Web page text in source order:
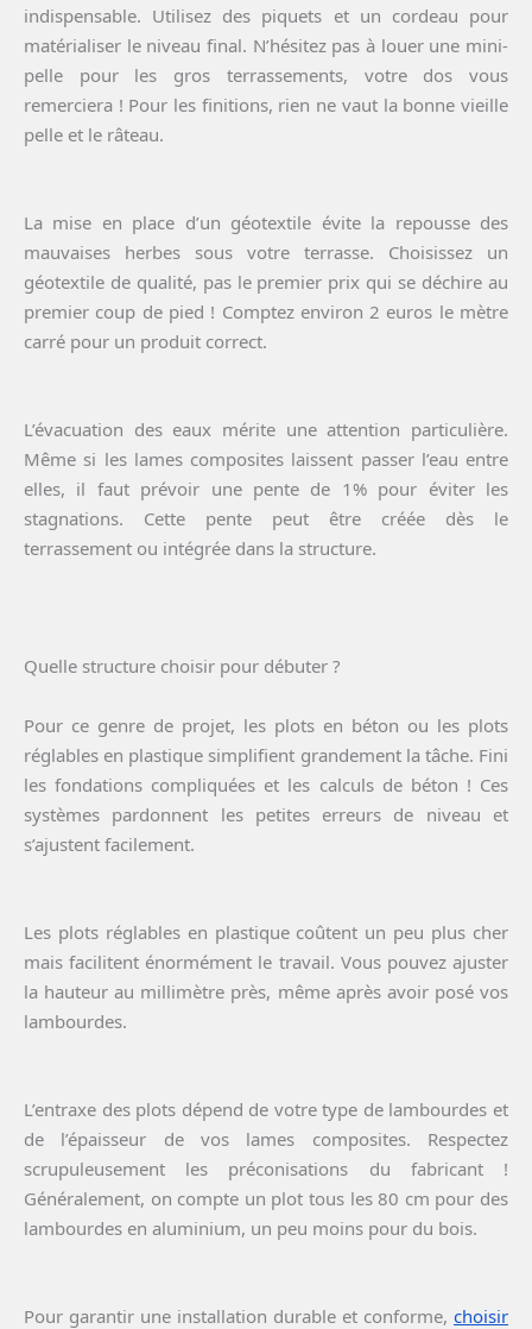
indispensable. Utilisez des piquets et un cordeau pour
matérialiser le niveau final. N’hésitez pas à louer une mini-
pelle pour les gros terrassements, votre dos vous
remerciera ! Pour les finitions, rien ne vaut la bonne vieille
pelle et le râteau.
La mise en place d’un géotextile évite la repousse des
mauvaises herbes sous votre terrasse. Choisissez un
géotextile de qualité, pas le premier prix qui se déchire au
premier coup de pied ! Comptez environ 2 euros le mètre
carré pour un produit correct.
L’évacuation des eaux mérite une attention particulière.
Même si les lames composites laissent passer l’eau entre
elles, il faut prévoir une pente de 1% pour éviter les
stagnations. Cette pente peut être créée dès le
terrassement ou intégrée dans la structure.
Quelle structure choisir pour débuter ?
Pour ce genre de projet, les plots en béton ou les plots
réglables en plastique simplifient grandement la tâche. Fini
les fondations compliquées et les calculs de béton ! Ces
systèmes pardonnent les petites erreurs de niveau et
s’ajustent facilement.
Les plots réglables en plastique coûtent un peu plus cher
mais facilitent énormément le travail. Vous pouvez ajuster
la hauteur au millimètre près, même après avoir posé vos
lambourdes.
L’entraxe des plots dépend de votre type de lambourdes et
de l’épaisseur de vos lames composites. Respectez
scrupuleusement les préconisations du fabricant !
Généralement, on compte un plot tous les 80 cm pour des
lambourdes en aluminium, un peu moins pour du bois.
Pour garantir une installation durable et conforme, choisir